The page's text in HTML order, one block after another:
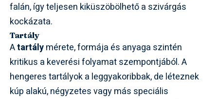
falán, így teljesen kiküszöbölhető a szivárgás
kockázata.
Tartály
Atartálymérete, formája és anyaga szintén
kritikus a keverési folyamat szempontjából. A
hengeres tartályok a leggyakoribbak, de léteznek
kúp alakú, négyzetes vagy más speciális